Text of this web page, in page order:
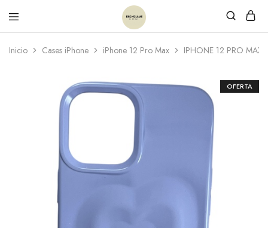
Inicio Cases iPhone iPhone 12 Pro Max IPHONE 12 PRO MAX
OFERTA